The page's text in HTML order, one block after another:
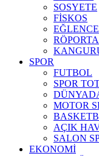
SOSYETE
FİSKOS
EĞLENCE
SPOR
FUTBOL
SPOR
MOTOR
AÇIK
SALON
EKONOMİ